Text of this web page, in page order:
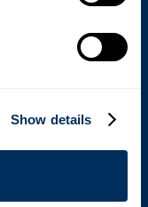
Show details
ว่างการขนส่ง
องกันผลิตภัณฑ์
พันฟิล์มของเราช่วย
ะปกป้องการลงทุน